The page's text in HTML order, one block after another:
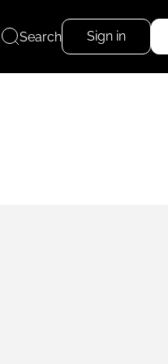
Search Sign in